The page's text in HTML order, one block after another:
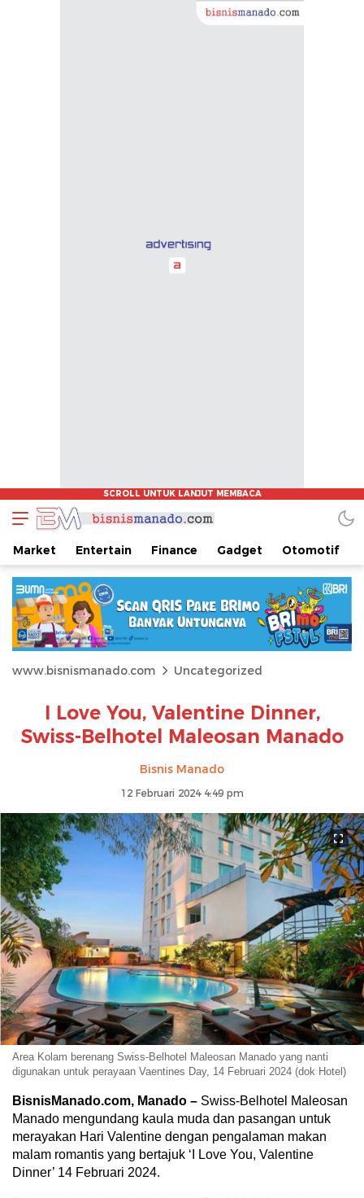
Market Entertain Finance Gadget Otomotif
www.bisnismanado.com Uncategorized
I Love You, Valentine Dinner,
Swiss-Belhotel Maleosan Manado
Bisnis Manado
12 Februari 2024 4:49 pm
Area Kolam berenang Swiss-Belhotel Maleosan Manado yang nanti
digunakan untuk perayaan Vaentines Day, 14 Februari 2024 (dok Hotel)
BisnisManado.com, Manado – Swiss-Belhotel Maleosan
Manado mengundang kaula muda dan pasangan untuk
merayakan Hari Valentine dengan pengalaman makan
malam romantis yang bertajuk ‘I Love You, Valentine
Dinner’ 14 Februari 2024.